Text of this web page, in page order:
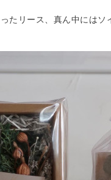
たリース、真ん中には